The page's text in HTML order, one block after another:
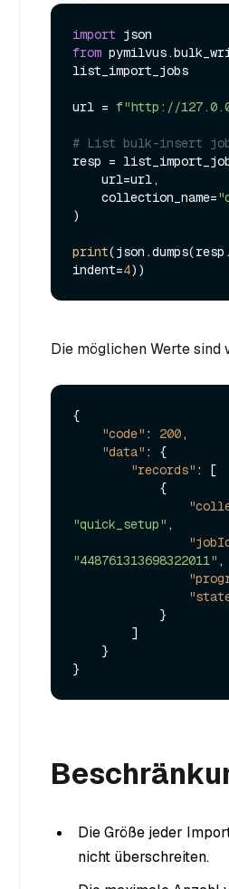
import
from
list_import_jobs
url = f"http://
# List bulk-insert
resp =
    collection_name=
)
print
indent=4
Die möglichen Werte sind
{
"code" : 200,
"data" :
{
"records" :
[
{
"quick_setup" ,
"448761313698322011" ,
}
]
}
}
Die Größe jeder
nicht überschreiten.